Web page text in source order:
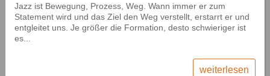
Jazz ist Bewegung, Prozess, Weg. Wann immer er zum
Statement wird und das Ziel den Weg verstellt, erstarrt er und
entgleitet uns. Je größer die Formation, desto schwieriger ist
es...
weiterlesen